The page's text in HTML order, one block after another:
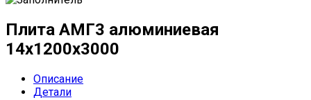
Плита АМГ3 алюминиевая
14x1200x3000
Описание
Детали